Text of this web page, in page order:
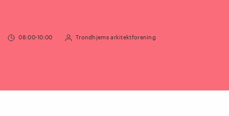
08:00-10:00 Trondhjems arkitektforening